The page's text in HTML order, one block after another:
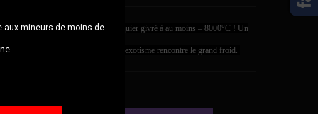
aux mineurs de moins de
Freeze Ice Jackz, un fruit du jacquier givré à au moins – 8000°C ! Un
de saveurs surprenantes, quand l’exotisme rencontre le grand froid.